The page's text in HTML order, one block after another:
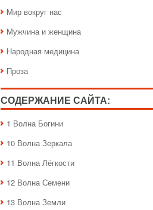
Мир вокруг нас
Мужчина и женщина
Народная медицина
Проза
СОДЕРЖАНИЕ САЙТА:
1 Волна Богини
10 Волна Зеркала
11 Волна Лёгкости
12 Волна Семени
13 Волна Земли